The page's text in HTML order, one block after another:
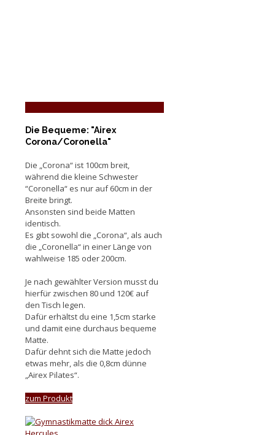
Die Bequeme: "Airex
Corona/Coronella"
Die „Corona“ ist 100cm breit,
während die kleine Schwester
“Coronella“ es nur auf 60cm in der
Breite bringt.
Ansonsten sind beide Matten
identisch.
Es gibt sowohl die „Corona“, als auch
die „Coronella“ in einer Länge von
wahlweise 185 oder 200cm.
Je nach gewählter Version musst du
hierfür zwischen 80 und 120€ auf
den Tisch legen.
Dafür erhältst du eine 1,5cm starke
und damit eine durchaus bequeme
Matte.
Dafür dehnt sich die Matte jedoch
etwas mehr, als die 0,8cm dünne
„Airex Pilates“.
zum Produkt